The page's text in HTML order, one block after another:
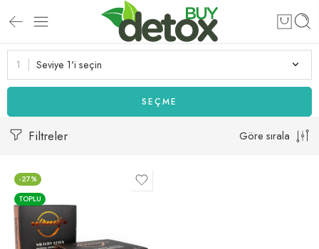
Seviye 1'i seçin
SEÇME
Filtreler Göre sırala
-27%
TOPLU